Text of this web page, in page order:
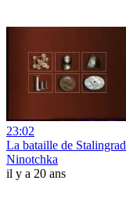
23:02
La bataille de Stalingrad
Ninotchka
il y a 20 ans